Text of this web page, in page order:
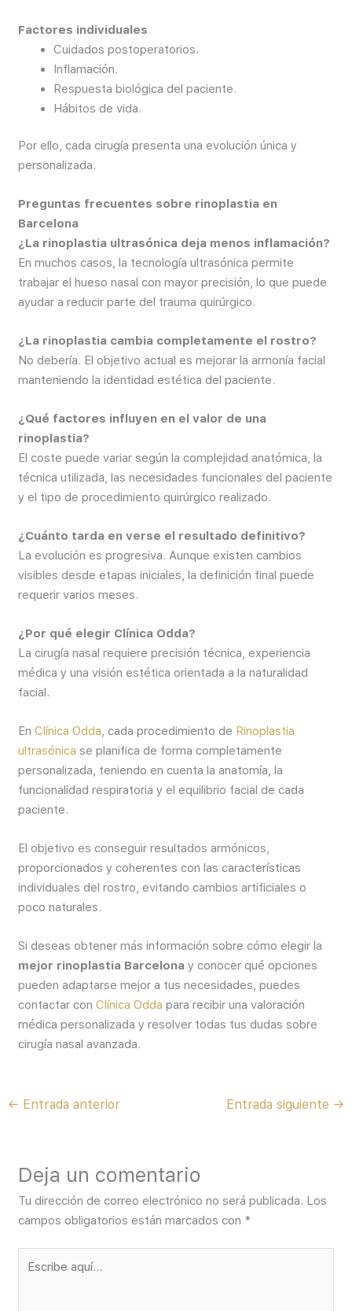
Factores individuales
Cuidados postoperatorios.
Inflamación.
Respuesta biológica del paciente.
Hábitos de vida.
Por ello, cada cirugía presenta una evolución única y
personalizada.
Preguntas frecuentes sobre rinoplastia en
Barcelona
¿La rinoplastia ultrasónica deja menos inflamación?
En muchos casos, la tecnología ultrasónica permite
trabajar el hueso nasal con mayor precisión, lo que puede
ayudar a reducir parte del trauma quirúrgico.
¿La rinoplastia cambia completamente el rostro?
No debería. El objetivo actual es mejorar la armonía facial
manteniendo la identidad estética del paciente.
¿Qué factores influyen en el valor de una
rinoplastia?
El coste puede variar según la complejidad anatómica, la
técnica utilizada, las necesidades funcionales del paciente
y el tipo de procedimiento quirúrgico realizado.
¿Cuánto tarda en verse el resultado definitivo?
La evolución es progresiva. Aunque existen cambios
visibles desde etapas iniciales, la definición final puede
requerir varios meses.
¿Por qué elegir Clínica Odda?
La cirugía nasal requiere precisión técnica, experiencia
médica y una visión estética orientada a la naturalidad
facial.
EnClínica Odda, cada procedimiento de Rinoplastia
ultrasónica se planifica de forma completamente
personalizada, teniendo en cuenta la anatomía, la
funcionalidad respiratoria y el equilibrio facial de cada
paciente.
El objetivo es conseguir resultados armónicos,
proporcionados y coherentes con las características
individuales del rostro, evitando cambios artificiales o
poco naturales.
Si deseas obtener más información sobre cómo elegir la
mejor rinoplastia Barcelona y conocer qué opciones
pueden adaptarse mejor a tus necesidades, puedes
contactar conClínica Odda para recibir una valoración
médica personalizada y resolver todas tus dudas sobre
cirugía nasal avanzada.
← Entrada anterior Entrada siguiente →
Deja un comentario
Tu dirección de correo electrónico no será publicada. Los
campos obligatorios están marcados con *